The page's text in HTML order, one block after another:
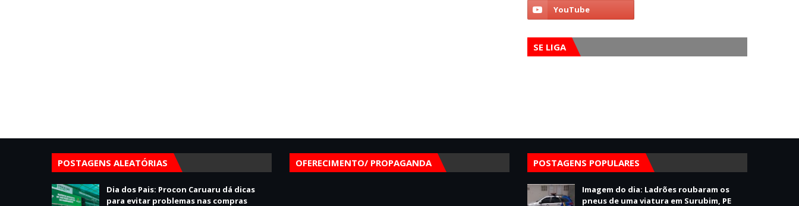
SE LIGA
POSTAGENS ALEATÓRIAS
Dia dos Pais: Procon Caruaru dá dicas
para evitar problemas nas compras
OFERECIMENTO/ PROPAGANDA POSTAGENS POPULARES
Imagem do dia: Ladrões roubaram os
pneus de uma viatura em Surubim, PE